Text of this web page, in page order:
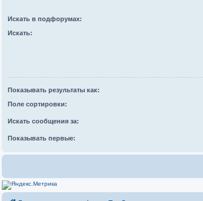
Искать в подфорумах:
Искать:
Показывать результаты как:
Поле сортировки:
Искать сообщения за:
Показывать первые: